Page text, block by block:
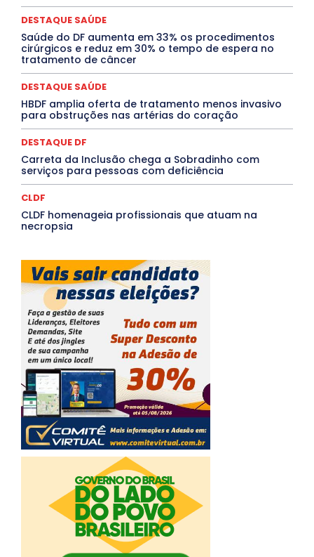
MOBILIDADE
MPOX MÚSICA
O Plantonista
Opinião
Pernambuco
Piauí
POLÍTICA
PROCESSO SELETIVO
PUBLIEDITORIAL
QUALIFICAÇÃO PROFISSIONAL
Rio de Janeiro
Rio Grande do Sul
Roraima
Santa Catarina
Saúde Agora
SEGURANÇA
Soltando o Verbo
TÁ FROID?
TEATRO TECNOLOGIA
TIC TAC
Tocantins
Utilidade Pública
DESTAQUE SAÚDE
Saúde do DF aumenta em 33% os procedimentos
cirúrgicos e reduz em 30% o tempo de espera no
tratamento de câncer
DESTAQUE SAÚDE
HBDF amplia oferta de tratamento menos invasivo
para obstruções nas artérias do coração
DESTAQUE DF
Carreta da Inclusão chega a Sobradinho com
serviços para pessoas com deficiência
CLDF
CLDF homenageia profissionais que atuam na
necropsia